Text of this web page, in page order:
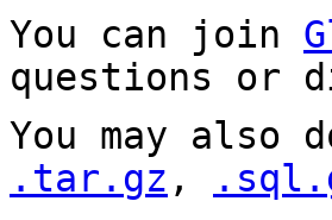
You can join
questions or
You may also
.tar.gz ,